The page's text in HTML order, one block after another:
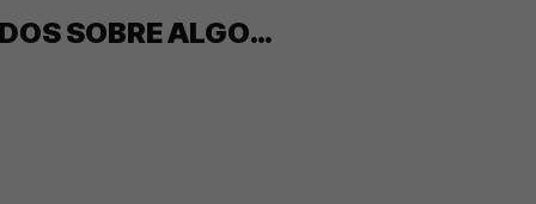
SOBRE ALGO…